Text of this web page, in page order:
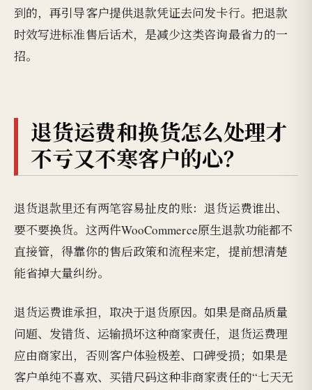
到的，再引导客户提供退款凭证去问发卡行。把退款
时效写进标准售后话术，是减少这类咨询最省力的一
招。
退货运费和换货怎么处理才
不亏又不寒客户的心？
退货退款里还有两笔容易扯皮的账：退货运费谁出、
要不要换货。这两件WooCommerce原生退款功能都不
直接管，得靠你的售后政策和流程来定，提前想清楚
能省掉大量纠纷。
退货运费谁承担，取决于退货原因。如果是商品质量
问题、发错货、运输损坏这种商家责任，退货运费理
应由商家出，否则客户体验极差、口碑受损；如果是
客户单纯不喜欢、买错尺码这种非商家责任的“七天无